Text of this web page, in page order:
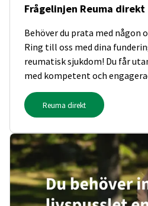
Frågelinjen Reuma direkt
Behöver du prata med någon
Ring till oss med dina
reumatisk sjukdom! Du får
med kompetent och
Reuma direkt